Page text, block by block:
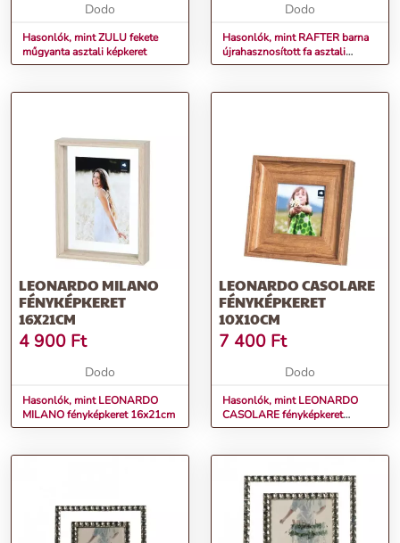
Dodo
Hasonlók, mint ZULU fekete
műgyanta asztali képkeret
Dodo
Hasonlók, mint RAFTER barna
újrahasznosított fa asztali
képkeret
LEONARDO MILANO
FÉNYKÉPKERET
16X21CM
4 900 Ft
Dodo
Hasonlók, mint LEONARDO
MILANO fényképkeret 16x21cm
LEONARDO CASOLARE
FÉNYKÉPKERET
10X10CM
7 400 Ft
Dodo
Hasonlók, mint LEONARDO
CASOLARE fényképkeret
10x10cm